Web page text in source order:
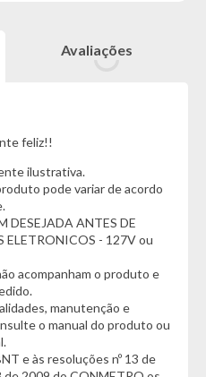
no uso. Escolha um cadeado
quem busca máxima proteção
fabricante da marca*
risco
Avaliações
feliz!!
ilustrativa.
pode variar de acordo
DESEJADA ANTES DE
ELETRONICOS - 127V ou
acompanham o produto e
manutenção e
o manual do produto ou
e às resoluções nº 13 de